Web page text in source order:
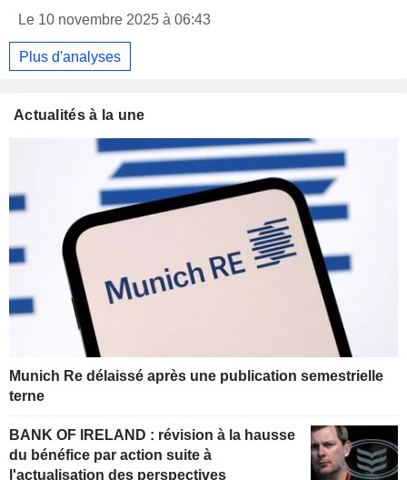
Le 10 novembre 2025 à 06:43
Plus d'analyses
Actualités à la une
Munich Re délaissé après une publication semestrielle
terne
BANK OF IRELAND : révision à la hausse
du bénéfice par action suite à
l'actualisation des perspectives